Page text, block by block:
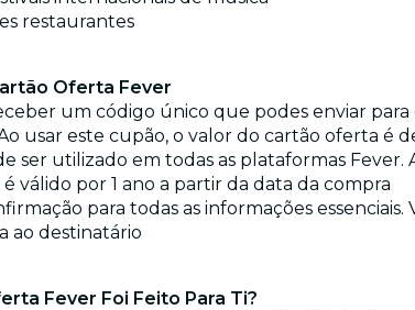
restaurantes
Oferta Fever
um código único que podes enviar
usar este cupão, o valor do cartão oferta
ser utilizado em todas as plataformas
válido por 1 ano a partir da data da compra
para todas as informações
ao destinatário
Fever Foi Feito Para Ti?